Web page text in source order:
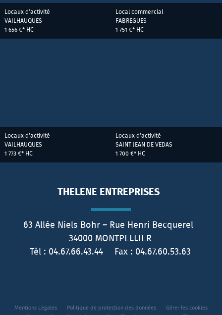
Locaux d'activité
VAILHAUQUES
1 656 €* HC
Local commercial
FABREGUES
1 751 €* HC
Locaux d'activité
VAILHAUQUES
1 773 €* HC
Locaux d'activité
SAINT JEAN DE VEDAS
1 700 €* HC
THELENE ENTREPRISES
63 Allée Niels Bohr – Rue Henri Becquerel
34000 MONTPELLIER
Tél : 04.67.66.43.44 Fax : 04.67.60.53.63
Mentions Légales Politique de protection des données
Gérer les cookies